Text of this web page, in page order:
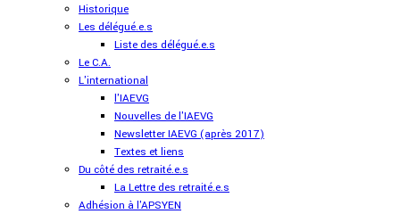
Historique
Les délégué.e.s
Liste des délégué.e.s
Le C.A.
L'international
l'IAEVG
Nouvelles de l'IAEVG
Newsletter IAEVG (après 2017)
Textes et liens
Du côté des retraité.e.s
La Lettre des retraité.e.s
Adhésion à l'APSYEN